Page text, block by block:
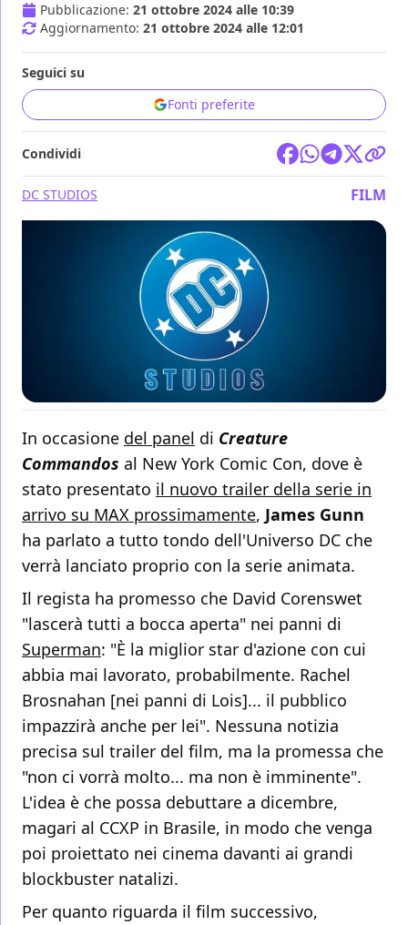
Pubblicazione: 21 ottobre 2024 alle 10:39
Aggiornamento: 21 ottobre 2024 alle 12:01
Seguici su
Fonti preferite
Condividi
DC STUDIOS FILM
In occasione del panel di Creature
Commandos al New York Comic Con, dove è
stato presentato il nuovo trailer della serie in
arrivo su MAX prossimamente, James Gunn
ha parlato a tutto tondo dell'Universo DC che
verrà lanciato proprio con la serie animata.
Il regista ha promesso che David Corenswet
"lascerà tutti a bocca aperta" nei panni di
Superman: "È la miglior star d'azione con cui
abbia mai lavorato, probabilmente. Rachel
Brosnahan [nei panni di Lois]... il pubblico
impazzirà anche per lei". Nessuna notizia
precisa sul trailer del film, ma la promessa che
"non ci vorrà molto... ma non è imminente".
L'idea è che possa debuttare a dicembre,
magari al CCXP in Brasile, in modo che venga
poi proiettato nei cinema davanti ai grandi
blockbuster natalizi.
Per quanto riguarda il film successivo,